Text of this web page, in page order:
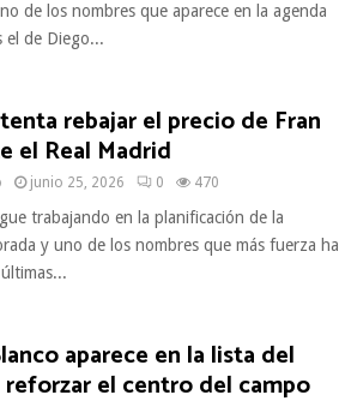
de los nombres que aparece en la agenda
el de Diego...
rebajar el precio de Fran
el Real Madrid
junio 25, 2026 0 470
trabajando en la planificación de la
y uno de los nombres que más fuerza ha
aparece en la lista del
reforzar el centro del campo